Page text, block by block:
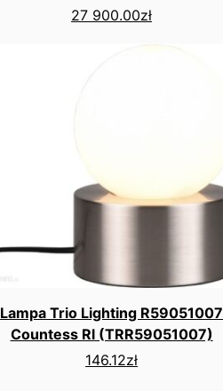
27 900.00zł
Lampa Trio Lighting R59051007
Countess Rl (TRR59051007)
146.12zł